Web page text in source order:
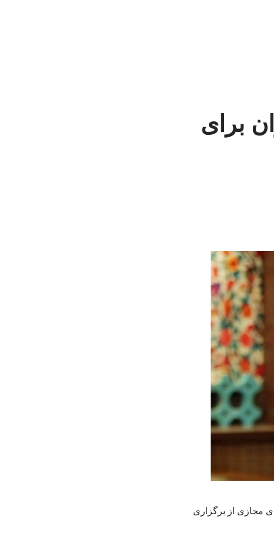
برای
مجازی از برگزاری